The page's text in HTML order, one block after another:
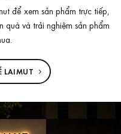
để xem sản phẩm trực tiếp,
quà và trải nghiệm sản phẩm
LAIMUT